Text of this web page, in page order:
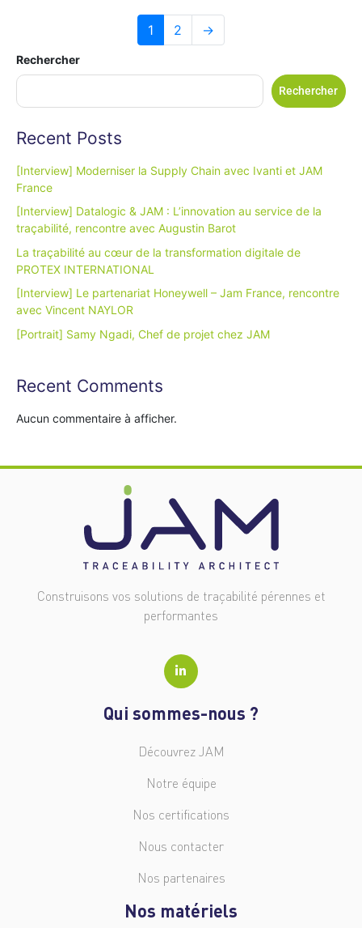
1 2 →
Rechercher
Rechercher
Recent Posts
[Interview] Moderniser la Supply Chain avec Ivanti et JAM
France
[Interview] Datalogic & JAM : L’innovation au service de la
traçabilité, rencontre avec Augustin Barot
La traçabilité au cœur de la transformation digitale de
PROTEX INTERNATIONAL
[Interview] Le partenariat Honeywell – Jam France, rencontre
avec Vincent NAYLOR
[Portrait] Samy Ngadi, Chef de projet chez JAM
Recent Comments
Aucun commentaire à afficher.
Construisons vos solutions de traçabilité pérennes et
performantes
Qui sommes-nous ?
Découvrez JAM
Notre équipe
Nos certifications
Nous contacter
Nos partenaires
Nos matériels